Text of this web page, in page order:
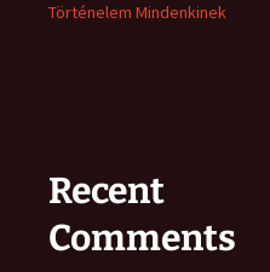
Történelem Mindenkinek
Recent
Comments